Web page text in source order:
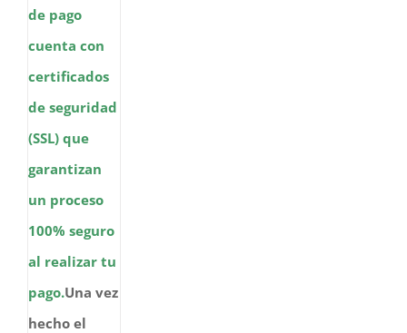
de pago
cuenta con
certificados
de seguridad
(SSL) que
garantizan
un proceso
100% seguro
al realizar tu
pago.Una vez
hecho el